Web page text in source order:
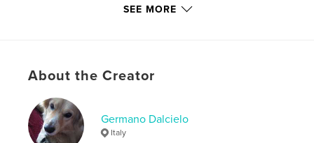
Softcover: 9798240463273
Keywords
SEE MORE
About the Creator
Germano Dalcielo
Italy